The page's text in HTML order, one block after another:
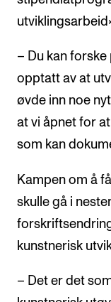
– Du kan forske
opptatt av at
øvde inn noe
at vi åpnet for
som kan
Kampen om å
skulle gå i
kunstnerisk
– Det er det